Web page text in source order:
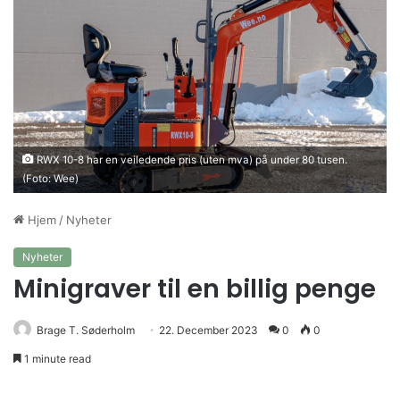
RWX 10-8 har en veiledende pris (uten mva) på under 80 tusen.
(Foto: Wee)
Hjem / Nyheter
Nyheter
Minigraver til en billig penge
Brage T. Søderholm 22. December 2023 0 0
1 minute read